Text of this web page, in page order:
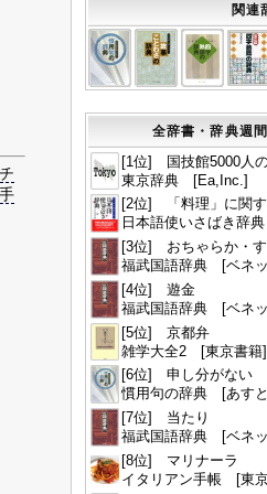
関連
全辞書・辞典週
[1位] 国技館5000人
東京辞典 [Ea,Inc.]
[2位] 「料理」に関
日本語使いさばき辞
[3位] おちゃらか・す
福武国語辞典 [ベネ
[4位] 遊金
福武国語辞典 [ベネ
[5位] 京都弁
雑学大全2 [東京書籍]
[6位] 申し分がない
慣用句の辞典 [あす
[7位] 当たり
福武国語辞典 [ベネ
[8位] マリナーラ
イタリアン手帳 [東